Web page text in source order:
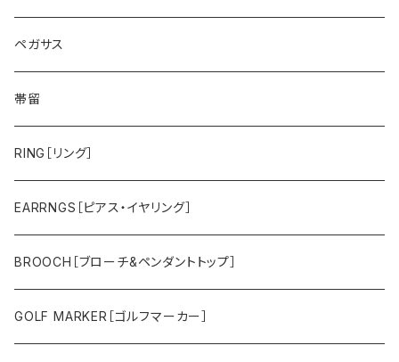
帆船
鷲
タツノオトシゴ
トラ
その他のメンズアイテム
バラ
スズラン
カトレア
ユリ
アジサイ
ツバキ
ペガサス
帯留
RING［リング］
EARRNGS［ピアス・イヤリング］
BROOCH［ブローチ&ペンダントトップ］
GOLF MARKER［ゴルフマーカー］